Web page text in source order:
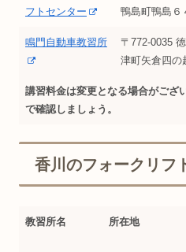
フトセンター
鴨島町鴨島６
鳴門自動車教習所
〒772-0035
津町矢倉四の
講習料金は変更となる場合がござ
で確認しましょう。
香川のフォークリフ
教習所名 所在地